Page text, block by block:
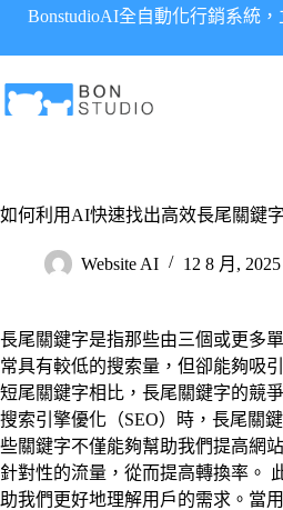
要
內
BonstudioAI全自動化行銷系統
如何利用AI快速找出高效長尾關鍵
Website AI 12 8 月, 2025
長尾關鍵字是指那些由三個或更多
常具有較低的搜索量，但卻能夠吸
短尾關鍵字相比，長尾關鍵字的競
搜索引擎優化（SEO）時，長尾關
些關鍵字不僅能夠幫助我們提高網
針對性的流量，從而提高轉換率。
助我們更好地理解用戶的需求。當